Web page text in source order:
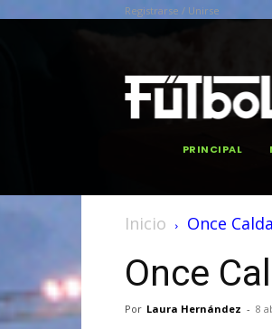
Registrarse / Unirse
PRINCIPAL
Inicio Once
Once
Por Laura Hernández - 8